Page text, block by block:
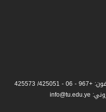
رئاسة الجامعة - جامعة ذمار ذمار - اليمن تلفون: +967 - 06 - 425051/ 425573